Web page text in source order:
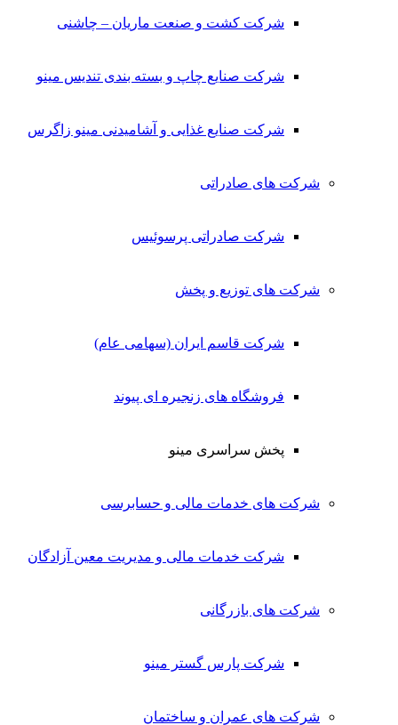
شرکت کشت و صنعت ماریان – چاشنی
شرکت صنایع چاپ و بسته بندی تندیس مینو
شرکت صنایع غذایی و آشامیدنی مینو زاگرس
شرکت های صادراتی
شرکت صادراتی پرسوئیس
شرکت های توزیع و پخش
شرکت قاسم ایران (سهامی عام)
فروشگاه های زنجیره ای پیوند
پخش سراسری مینو
شرکت های خدمات مالی و حسابرسی
شرکت خدمات مالی و مدیریت معین آزادگان
شرکت های بازرگانی
شرکت پارس گستر مینو
شرکت های عمران و ساختمان